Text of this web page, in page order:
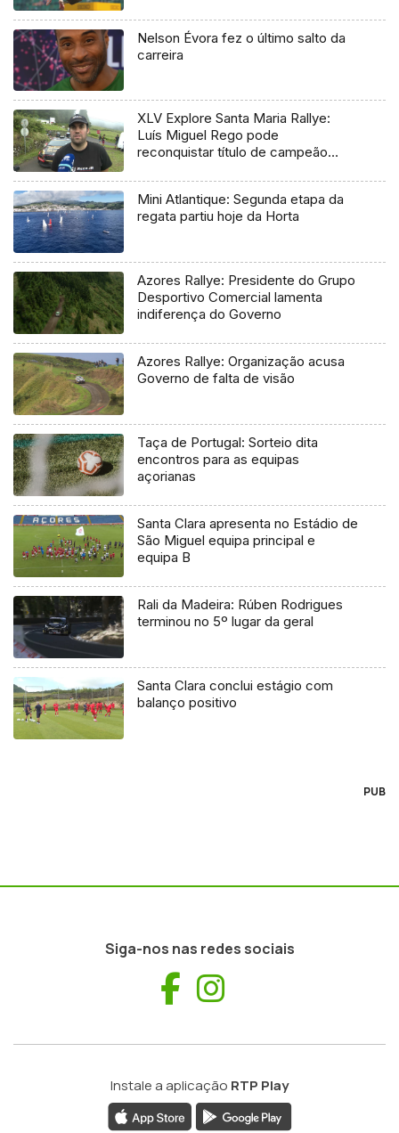
Nelson Évora fez o último salto da
carreira
XLV Explore Santa Maria Rallye:
Luís Miguel Rego pode
reconquistar título de campeão
Mini Atlantique: Segunda etapa da
regata partiu hoje da Horta
Azores Rallye: Presidente do Grupo
Desportivo Comercial lamenta
indiferença do Governo
Azores Rallye: Organização acusa
Governo de falta de visão
Taça de Portugal: Sorteio dita
encontros para as equipas
açorianas
Santa Clara apresenta no Estádio de
São Miguel equipa principal e
equipa B
Rali da Madeira: Rúben Rodrigues
terminou no 5º lugar da geral
Santa Clara conclui estágio com
balanço positivo
PUB
Siga-nos nas redes sociais
Facebook
Instale a aplicação RTP Play